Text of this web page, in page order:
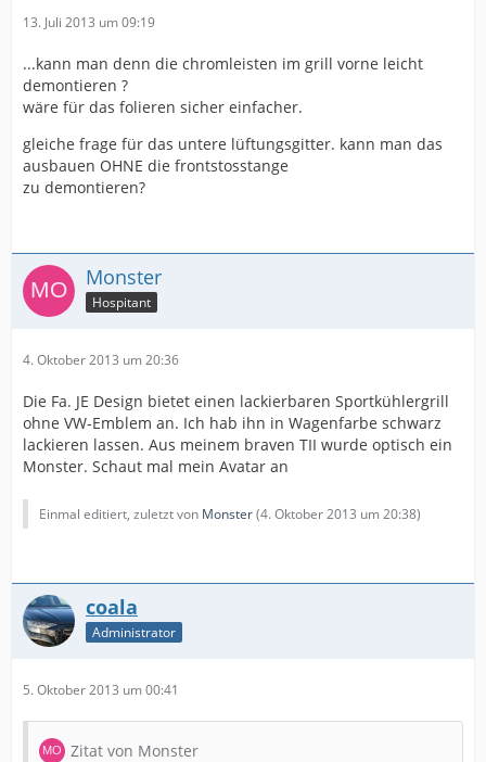
13. Juli 2013 um 09:19
...kann man denn die chromleisten im grill vorne leicht
demontieren ?
wäre für das folieren sicher einfacher.
gleiche frage für das untere lüftungsgitter. kann man das
ausbauen OHNE die frontstosstange
zu demontieren?
Monster
Hospitant
4. Oktober 2013 um 20:36
Die Fa. JE Design bietet einen lackierbaren Sportkühlergrill
ohne VW-Emblem an. Ich hab ihn in Wagenfarbe schwarz
lackieren lassen. Aus meinem braven TII wurde optisch ein
Monster. Schaut mal mein Avatar an
Einmal editiert, zuletzt von Monster(4. Oktober 2013 um 20:38)
coala
Administrator
5. Oktober 2013 um 00:41
Zitat von Monster